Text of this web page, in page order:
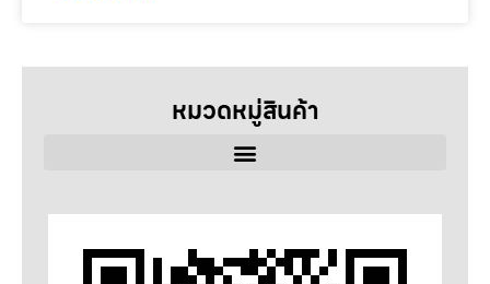
หมวดหมู่สินค้า
ลวดเชื่อม
SELECTARC